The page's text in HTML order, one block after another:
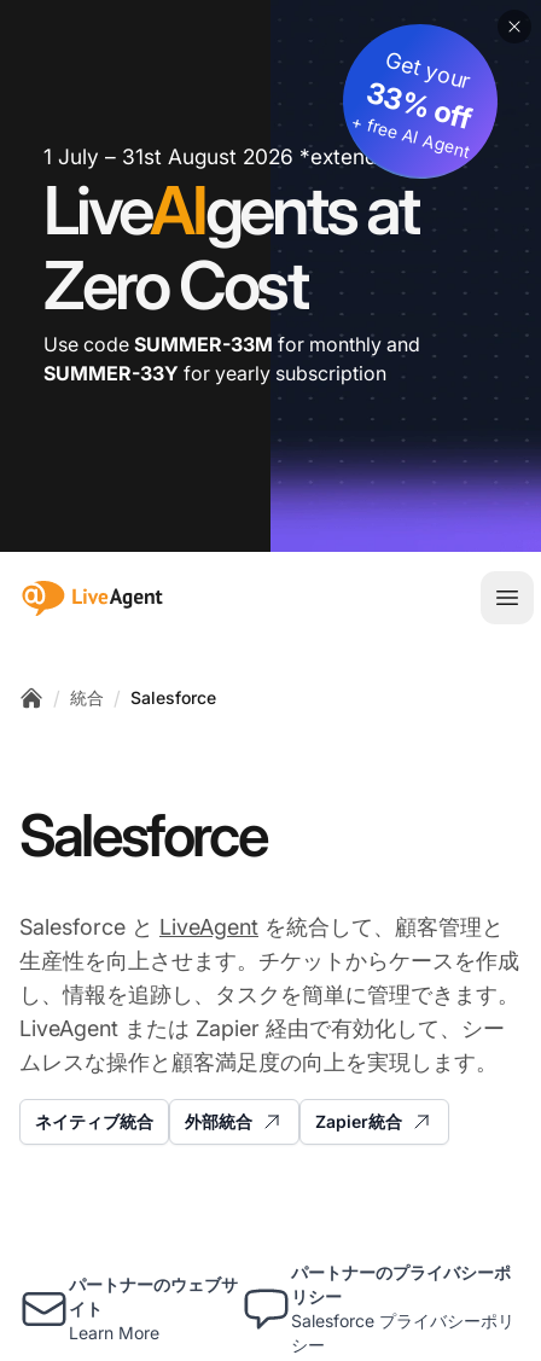
1 July – 31st August 2026 *extended
LiveAIgents at
Zero Cost
Get your
33% off
+ free AI Agent
Use code SUMMER-33M for monthly and
SUMMER-33Y for yearly subscription
:site.title
メ
/ 統合 / Salesforce
Salesforce
Salesforce と LiveAgent を統合して、顧客管理と
生産性を向上させます。チケットからケースを作成
し、情報を追跡し、タスクを簡単に管理できます。
LiveAgent または Zapier 経由で有効化して、シー
ムレスな操作と顧客満足度の向上を実現します。
ネイティブ統合 外部統合 Zapier統合
パートナーのウェブサ
イト
Learn More
パートナーのプライバシーポ
リシー
Salesforce プライバシーポリ
シー